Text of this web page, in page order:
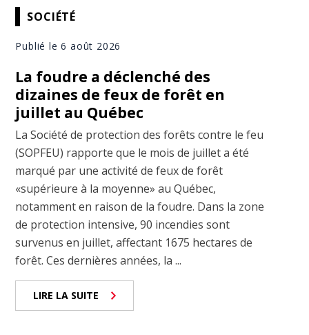
SOCIÉTÉ
Publié le 6 août 2026
La foudre a déclenché des
dizaines de feux de forêt en
juillet au Québec
La Société de protection des forêts contre le feu
(SOPFEU) rapporte que le mois de juillet a été
marqué par une activité de feux de forêt
«supérieure à la moyenne» au Québec,
notamment en raison de la foudre. Dans la zone
de protection intensive, 90 incendies sont
survenus en juillet, affectant 1675 hectares de
forêt. Ces dernières années, la ...
LIRE LA SUITE